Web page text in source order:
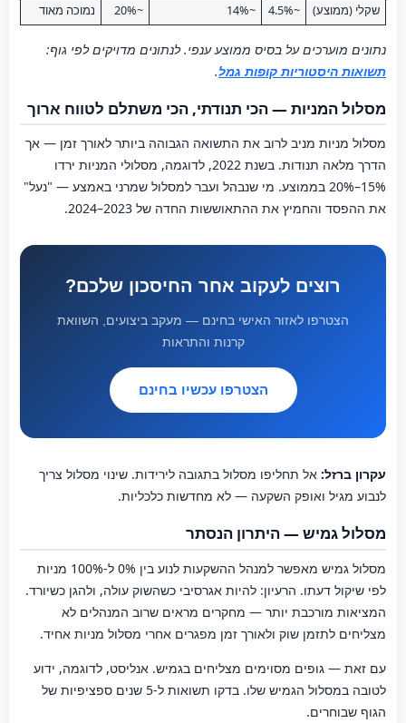
שקלי (ממוצע) ~4.5%
~14%
~20% נמוכה מאוד
נתונים מוערכים על בסיס ממוצע ענפי. לנתונים מדויקים לפי גוף:
תשואות היסטוריות קופות גמל.
מסלול המניות — הכי תנודתי, הכי משתלם לטווח ארוך
מסלול מניות מניב לרוב את התשואה הגבוהה ביותר לאורך זמן — אך
הדרך מלאה תנודות. בשנת 2022, לדוגמה, מסלולי המניות ירדו
15%–20% בממוצע. מי שנבהל ועבר למסלול שמרני באמצע — "נעל"
את ההפסד והחמיץ את ההתאוששות החדה של 2023–2024.
רוצים לעקוב אחר החיסכון שלכם?
הצטרפו לאזור האישי בחינם — מעקב ביצועים, השוואת
קרנות והתראות
הצטרפו עכשיו בחינם
עקרון ברזל: אל תחליפו מסלול בתגובה לירידות. שינוי מסלול צריך
לנבוע מגיל ואופק השקעה — לא מחדשות כלכליות.
מסלול גמיש — היתרון הנסתר
מסלול גמיש מאפשר למנהל ההשקעות לנוע בין 0% ל-100% מניות
לפי שיקול דעתו. הרעיון: להיות אגרסיבי כשהשוק עולה, ולהגן כשיורד.
המציאות מורכבת יותר — מחקרים מראים שרוב המנהלים לא
מצליחים לתזמן שוק ולאורך זמן מפגרים אחרי מסלול מניות אחיד.
עם זאת — גופים מסוימים מצליחים בגמיש. אנליסט, לדוגמה, ידוע
לטובה במסלול הגמיש שלו. בדקו תשואות ל-5 שנים ספציפיות של
הגוף שבוחרים.